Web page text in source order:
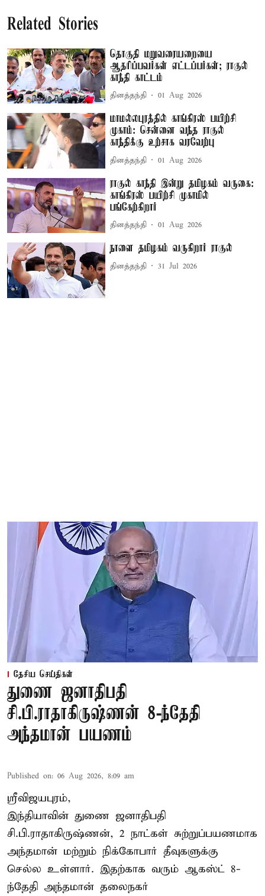
Related Stories
தொகுதி மறுவரையறையை
ஆதரிப்பவர்கள் எட்டப்பர்கள்; ராகுல்
காந்தி காட்டம்
தினத்தந்தி 01 Aug 2026
மாமல்லபுரத்தில் காங்கிரஸ் பயிற்சி
முகாம்: சென்னை வந்த ராகுல்
காந்திக்கு உற்சாக வரவேற்பு
தினத்தந்தி 01 Aug 2026
ராகுல் காந்தி இன்று தமிழகம் வருகை:
காங்கிரஸ் பயிற்சி முகாமில்
பங்கேற்கிறார்
தினத்தந்தி 01 Aug 2026
நாளை தமிழகம் வருகிறார் ராகுல்
தினத்தந்தி 31 Jul 2026
தேசிய செய்திகள்
துணை ஜனாதிபதி
சி.பி.ராதாகிருஷ்ணன் 8-ந்தேதி
அந்தமான் பயணம்
Published on: 06 Aug 2026, 8:09 am
ஸ்ரீவிஜயபுரம்,
இந்தியாவின் துணை ஜனாதிபதி
சி.பி.ராதாகிருஷ்ணன், 2 நாட்கள் சுற்றுப்பயணமாக
அந்தமான் மற்றும் நிக்கோபார் தீவுகளுக்கு
செல்ல உள்ளார். இதற்காக வரும் ஆகஸ்ட் 8-
ந்தேதி அந்தமான் தலைநகர்